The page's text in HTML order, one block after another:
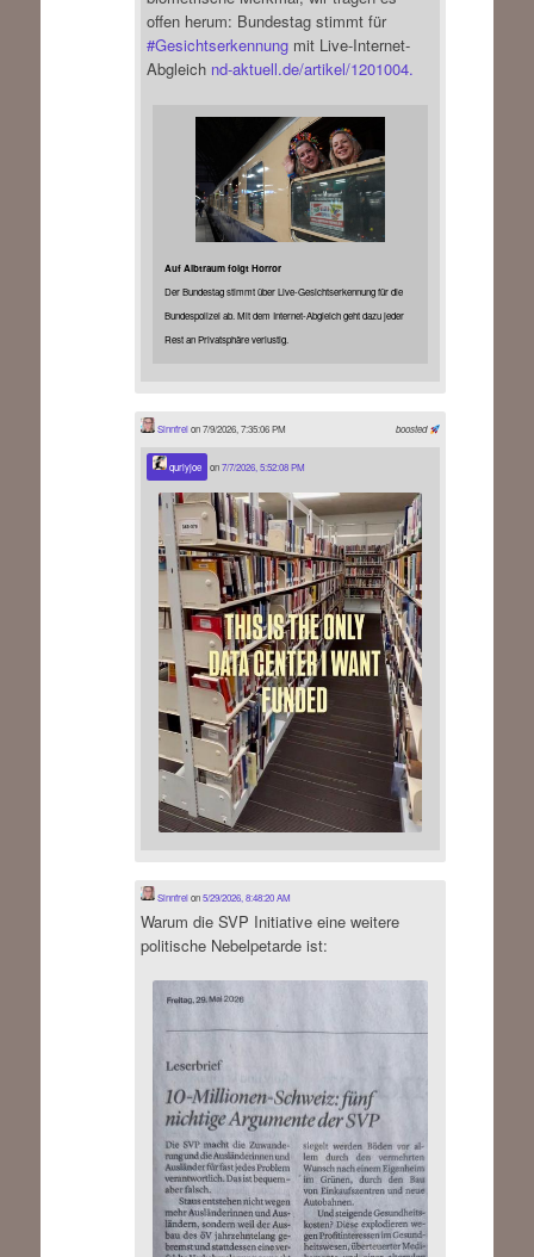
offen herum: Bundestag stimmt für
#Gesichtserkennungmit Live-Internet-
Abgleich nd-aktuell.de/artikel/1201004.
Auf Albtraum folgt Horror
Der Bundestag stimmt über Live-Gesichtserkennung für die
Bundespolizei ab. Mit dem Internet-Abgleich geht dazu jeder
Rest an Privatsphäre verlustig.
boosted
Sinnfreion 7/9/2026, 7:35:06 PM
qurlyjoe on7/7/2026, 5:52:08 PM
Sinnfreion5/29/2026, 8:48:20 AM
Warum die SVP Initiative eine weitere
politische Nebelpetarde ist: